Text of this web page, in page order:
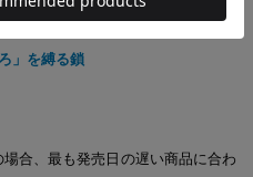
」を縛る鎖
合、最も発売日の遅い商品に合わ